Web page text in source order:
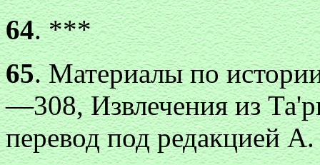
64. ***
65. Материалы по
—308, Извлечения из
перевод под редакцией